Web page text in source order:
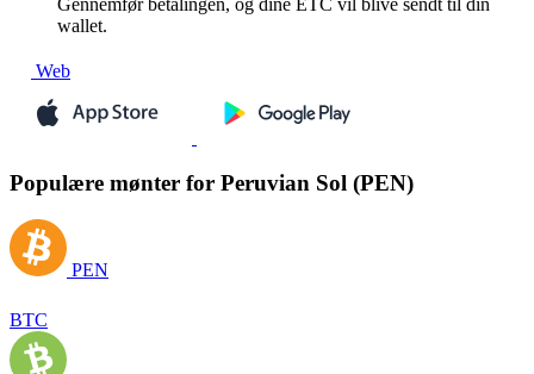
wallet.
Web
Populære mønter for Peruvian Sol (PEN)
PEN
BTC